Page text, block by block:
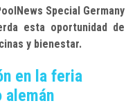
Special Germany
esta oportunidad de
y bienestar.
en la feria
alemán